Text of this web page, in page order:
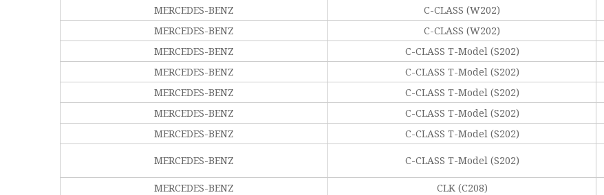
MERCEDES-BENZ
C-CLASS (W202)
MERCEDES-BENZ
C-CLASS (W202)
MERCEDES-BENZ
C-CLASS T-Model (S202)
MERCEDES-BENZ
C-CLASS T-Model (S202)
MERCEDES-BENZ
C-CLASS T-Model (S202)
MERCEDES-BENZ
C-CLASS T-Model (S202)
MERCEDES-BENZ
C-CLASS T-Model (S202)
MERCEDES-BENZ C-CLASS T-Model (S202)
MERCEDES-BENZ
CLK (C208)